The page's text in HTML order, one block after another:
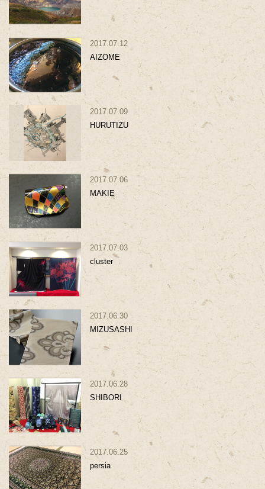
2017.07.12
AIZOME
2017.07.09
HURUTIZU
2017.07.06
MAKIE
2017.07.03
cluster
2017.06.30
MIZUSASHI
2017.06.28
SHIBORI
2017.06.25
persia